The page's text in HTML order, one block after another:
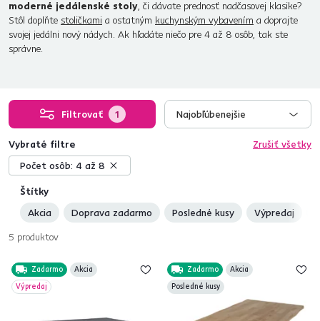
moderné jedálenské stoly, či dávate prednosť nadčasovej klasike?
Stôl doplňte stoličkami a ostatným kuchynským vybavením a doprajte
svojej jedálni nový nádych. Ak hľadáte niečo pre 4 až 8 osôb, tak ste
správne.
Filtrovať 1 Najobľúbenejšie
Štítky
Akcia
Doprava zadarmo Posledné kusy Výpredaj
Vybraté filtre
Zrušiť všetky
Počet osôb: 4 až 8
5 produktov
Zadarmo
Akcia
Výpredaj
Zadarmo
Akcia
Posledné kusy